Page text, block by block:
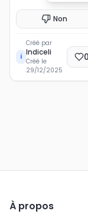
Non
i
Créé par
Indiceli
Créé le
29/12/2025
0
À propos